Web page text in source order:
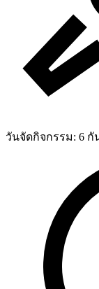
วันจัดกิจกรรม: 6 กั